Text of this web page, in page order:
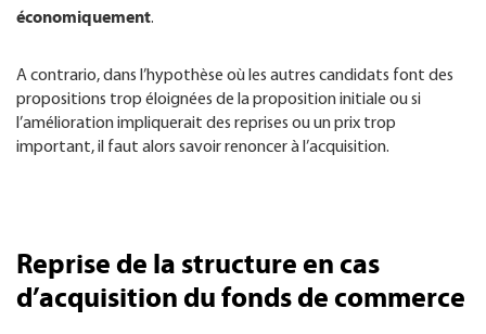
économiquement.
A contrario, dans l’hypothèse où les autres candidats font des
propositions trop éloignées de la proposition initiale ou si
l’amélioration impliquerait des reprises ou un prix trop
important, il faut alors savoir renoncer à l’acquisition.
Reprise de la structure en cas
d’acquisition du fonds de commerce